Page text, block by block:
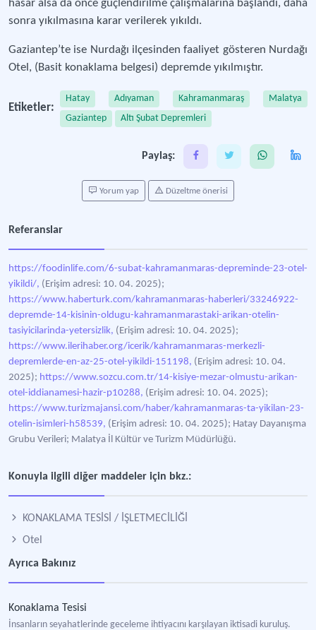
hasar alsa da önce güçlendirilme çalışmalarına başlandı, daha
sonra yıkılmasına karar verilerek yıkıldı.
Gaziantep’te ise Nurdağı ilçesinden faaliyet gösteren Nurdağı
Otel, (Basit konaklama belgesi) depremde yıkılmıştır.
Etiketler:
Hatay Adıyaman Kahramanmaraş
Malatya
Gaziantep
Altı Şubat Depremleri
Paylaş:
Yorum yap Düzeltme önerisi
Referanslar
https://foodinlife.com/6-subat-kahramanmaras-depreminde-23-otel-
yikildi/, (Erişim adresi: 10. 04. 2025);
https://www.haberturk.com/kahramanmaras-haberleri/33246922-
depremde-14-kisinin-oldugu-kahramanmarastaki-arikan-otelin-
tasiyicilarinda-yetersizlik, (Erişim adresi: 10. 04. 2025);
https://www.ilerihaber.org/icerik/kahramanmaras-merkezli-
depremlerde-en-az-25-otel-yikildi-151198, (Erişim adresi: 10. 04.
2025); https://www.sozcu.com.tr/14-kisiye-mezar-olmustu-arikan-
otel-iddianamesi-hazir-p10288, (Erişim adresi: 10. 04. 2025);
https://www.turizmajansi.com/haber/kahramanmaras-ta-yikilan-23-
otelin-isimleri-h58539, (Erişim adresi: 10. 04. 2025); Hatay Dayanışma
Grubu Verileri; Malatya İl Kültür ve Turizm Müdürlüğü.
Konuyla ilgili diğer maddeler için bkz.:
KONAKLAMA TESİSİ / İŞLETMECİLİĞİ
Otel
Ayrıca Bakınız
Konaklama Tesisi
İnsanların seyahatlerinde geceleme ihtiyacını karşılayan iktisadi kuruluş.